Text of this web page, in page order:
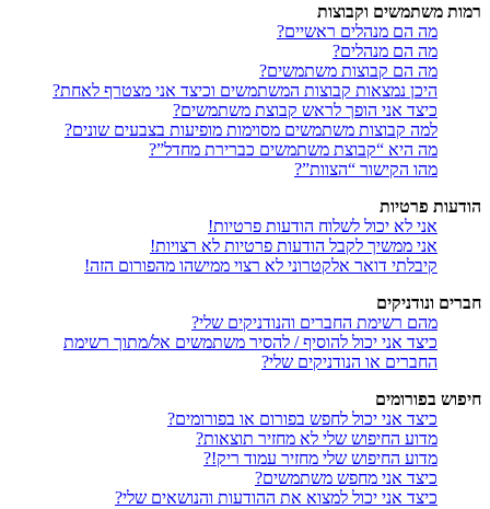
רמות משתמשים וקבוצות
מה הם מנהלים ראשיים?
מה הם מנהלים?
מה הם קבוצות משתמשים?
היכן נמצאות קבוצות המשתמשים וכיצד אני מצטרף לאחת?
כיצד אני הופך לראש קבוצת משתמשים?
למה קבוצות משתמשים מסוימות מופיעות בצבעים שונים?
מה היא “קבוצת משתמשים כברירת מחדל”?
מהו הקישור “הצוות”?
הודעות פרטיות
אני לא יכול לשלוח הודעות פרטיות!
אני ממשיך לקבל הודעות פרטיות לא רצויות!
קיבלתי דואר אלקטרוני לא רצוי ממישהו מהפורום הזה!
חברים ונודניקים
מהם רשימת החברים והנודניקים שלי?
כיצד אני יכול להוסיף / להסיר משתמשים אל/מתוך רשימת
החברים או הנודניקים שלי?
חיפוש בפורומים
כיצד אני יכול לחפש בפורום או בפורומים?
מדוע החיפוש שלי לא מחזיר תוצאות?
מדוע החיפוש שלי מחזיר עמוד ריק!?
כיצד אני מחפש משתמשים?
כיצד אני יכול למצוא את ההודעות והנושאים שלי?